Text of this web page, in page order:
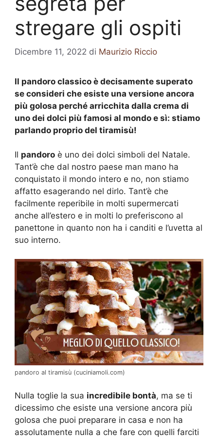
stregare gli ospiti
Dicembre 11, 2022 di Maurizio Riccio
Il pandoro classico è decisamente superato
se consideri che esiste una versione ancora
più golosa perché arricchita dalla crema di
uno dei dolci più famosi al mondo e sì: stiamo
parlando proprio del tiramisù!
Il pandoro è uno dei dolci simboli del Natale.
Tant’è che dal nostro paese man mano ha
conquistato il mondo intero e no, non stiamo
affatto esagerando nel dirlo. Tant’è che
facilmente reperibile in molti supermercati
anche all’estero e in molti lo preferiscono al
panettone in quanto non ha i canditi e l’uvetta al
suo interno.
pandoro al tiramisù (cuciniamoli.com)
Nulla toglie la sua incredibile bontà, ma se ti
dicessimo che esiste una versione ancora più
golosa che puoi preparare in casa e non ha
assolutamente nulla a che fare con quelli farciti